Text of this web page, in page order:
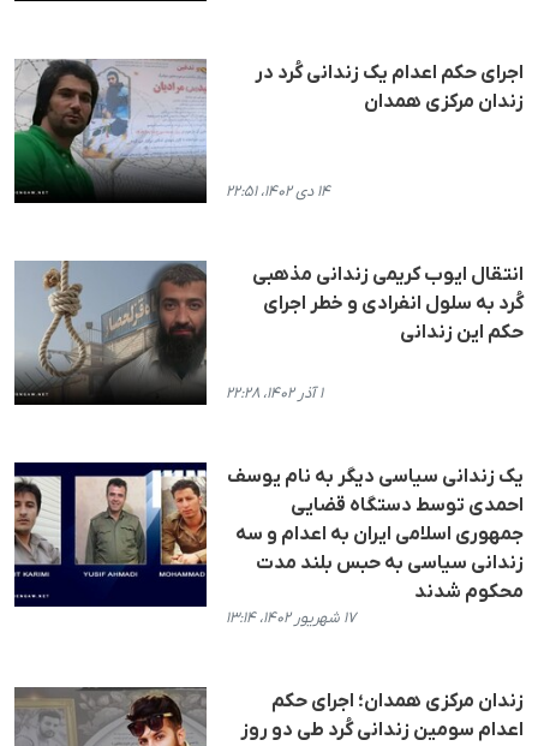
اجرای حکم اعدام یک زندانی کُرد در
زندان مرکزی همدان
۱۴ دی ۱۴۰۲، ۲۲:۵۱
انتقال ایوب کریمی زندانی مذهبی
کُرد به سلول انفرادی و خطر اجرای
حکم این زندانی
۱ آذر ۱۴۰۲، ۲۲:۲۸
یک زندانی سیاسی دیگر به نام یوسف
احمدی توسط دستگاه قضایی
جمهوری اسلامی ایران به اعدام و سه
زندانی سیاسی به حبس بلند مدت
محکوم شدند
۱۷ شهریور ۱۴۰۲، ۱۳:۱۴
زندان مرکزی همدان؛ اجرای حکم
اعدام سومین زندانی کُرد طی دو روز